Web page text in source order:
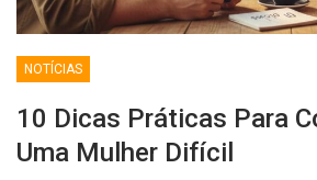
NOTÍCIAS
10 Dicas Práticas Para
Uma Mulher Difícil